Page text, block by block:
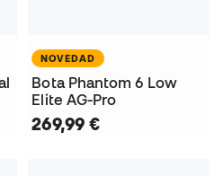
NOVEDAD
Bota Phantom 6 Low
Elite AG-Pro
269,99 €